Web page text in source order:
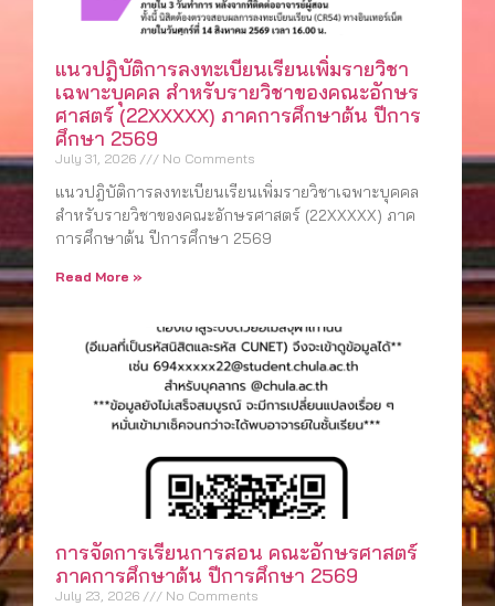
แนวปฎิบัติการลงทะเบียนเรียนเพิ่มรายวิชา
เฉพาะบุคคล สำหรับรายวิชาของคณะอักษร
ศาสตร์ (22XXXXX) ภาคการศึกษาต้น ปีการ
ศึกษา 2569
July 31, 2026 No Comments
แนวปฎิบัติการลงทะเบียนเรียนเพิ่มรายวิชาเฉพาะบุคคล
สำหรับรายวิชาของคณะอักษรศาสตร์ (22XXXXX) ภาค
การศึกษาต้น ปีการศึกษา 2569
Read More »
การจัดการเรียนการสอน คณะอักษรศาสตร์
ภาคการศึกษาต้น ปีการศึกษา 2569
July 23, 2026 No Comments